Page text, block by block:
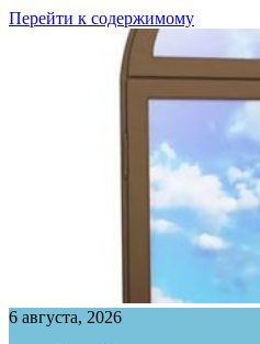
Перейти к содержимому
6 августа, 2026